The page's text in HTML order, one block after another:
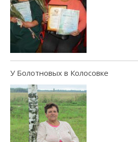
У Болотновых в Колосовке